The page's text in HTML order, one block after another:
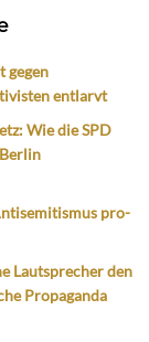
gegen
entlarvt
Wie die SPD
pro-
Lautsprecher den
Propaganda